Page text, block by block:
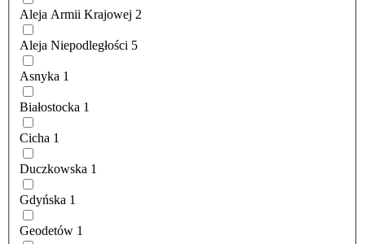
Aleja Armii Krajowej 2
Aleja Niepodległości 5
Asnyka 1
Białostocka 1
Cicha 1
Duczkowska 1
Gdyńska 1
Geodetów 1